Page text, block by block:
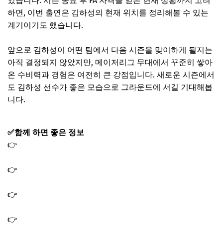
하면, 이번 출연은 김하성의 현재 위치를 정리해볼 수 있는
계기이기도 했습니다.
앞으로 김하성이 어떤 팀에서 다음 시즌을 맞이하게 될지는
아직 결정되지 않았지만, 메이저리그 무대에서 꾸준히 쌓아
온 수비력과 경험은 여전히 큰 강점입니다. 새로운 시즌에서
도 김하성 선수가 좋은 모습으로 그라운드에 서길 기대해봅
니다.
✅함께 하면 좋은 정보
👉
👉
👉
👉